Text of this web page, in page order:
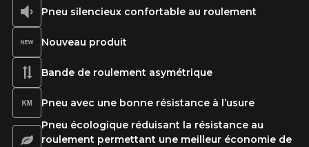
Pneu silencieux confortable au roulement
Nouveau produit
Bande de roulement asymétrique
Pneu avec une bonne résistance à l’usure
Pneu écologique réduisant la résistance au
roulement permettant une meilleur économie de
Votre véhicule
Année
Marque